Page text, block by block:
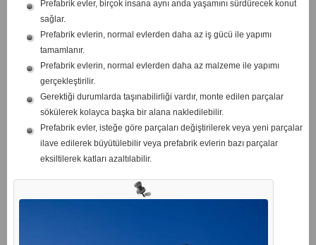
Prefabrik evler, birçok insana aynı anda yaşamını sürdürecek konut
sağlar.
Prefabrik evlerin, normal evlerden daha az iş gücü ile yapımı
tamamlanır.
Prefabrik evlerin, normal evlerden daha az malzeme ile yapımı
gerçekleştirilir.
Gerektiği durumlarda taşınabilirliği vardır, monte edilen parçalar
sökülerek kolayca başka bir alana nakledilebilir.
Prefabrik evler, isteğe göre parçaları değiştirilerek veya yeni parçalar
ilave edilerek büyütülebilir veya prefabrik evlerin bazı parçalar
eksiltilerek katları azaltılabilir.